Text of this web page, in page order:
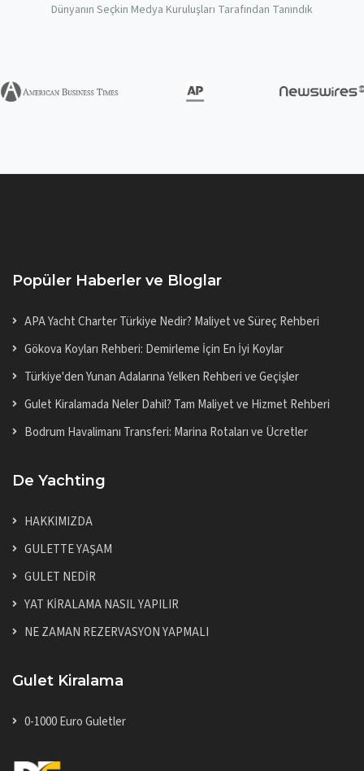
Dünyanın Seçkin Medya Kuruluşları Tarafından Tanındık
Popüler Haberler ve Bloglar
APA Yacht Charter Türkiye Nedir? Maliyet ve Süreç Rehberi
Gökova Koyları Rehberi: Demirleme İçin En İyi Koylar
Türkiye'den Yunan Adalarına Yelken Rehberi ve Geçişler
Gulet Kiralamada Neler Dahil? Tam Maliyet ve Hizmet Rehberi
Bodrum Havalimanı Transferi: Marina Rotaları ve Ücretler
De Yachting
HAKKIMIZDA
GULETTE YAŞAM
GULET NEDİR
YAT KİRALAMA NASIL YAPILIR
NE ZAMAN REZERVASYON YAPMALI
Gulet Kiralama
0-1000 Euro Guletler